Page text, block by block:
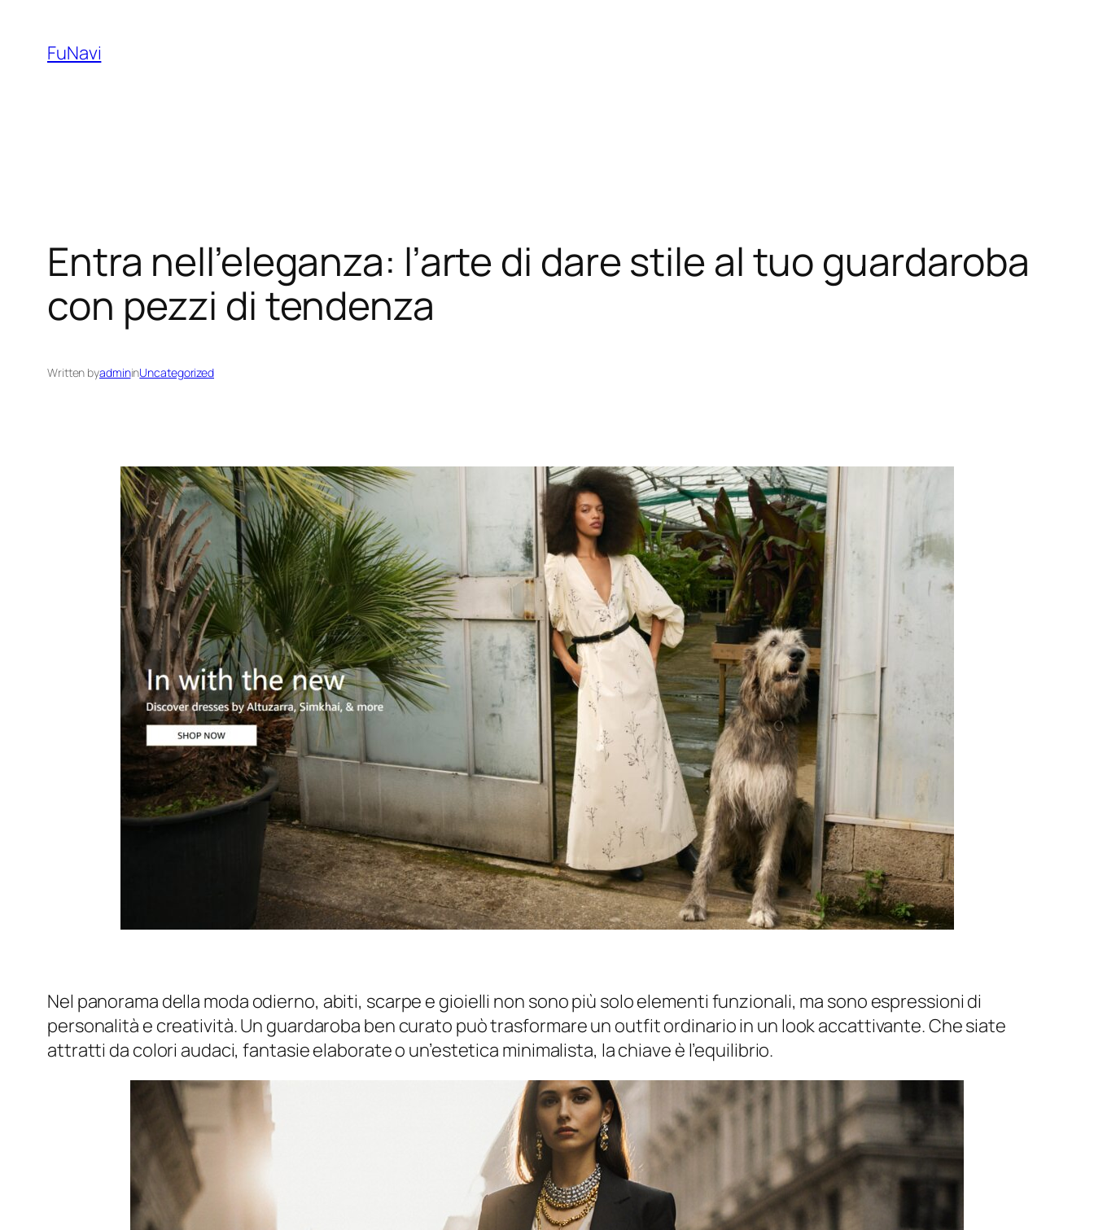
content
FuNavi
Entra nell’eleganza: l’arte di dare stile al tuo guardaroba
con pezzi di tendenza
Written byadmininUncategorized
Nel panorama della moda odierno, abiti, scarpe e gioielli non sono più solo elementi funzionali, ma sono espressioni di
personalità e creatività. Un guardaroba ben curato può trasformare un outfit ordinario in un look accattivante. Che siate
attratti da colori audaci, fantasie elaborate o un’estetica minimalista, la chiave è l’equilibrio.